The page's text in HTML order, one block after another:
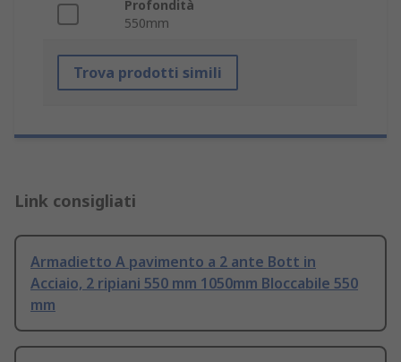
Profondità
550mm
Trova prodotti simili
Link consigliati
Armadietto A pavimento a 2 ante Bott in
Acciaio, 2 ripiani 550 mm 1050mm Bloccabile 550
mm